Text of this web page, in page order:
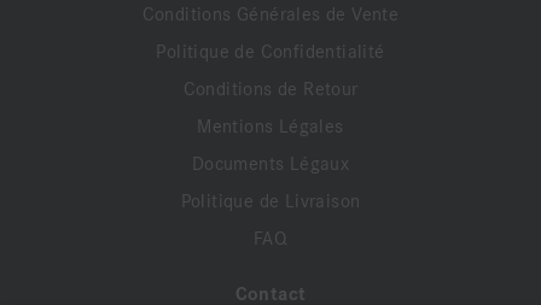
Conditions Générales de Vente
Politique de Confidentialité
Conditions de Retour
Mentions Légales
Documents Légaux
Politique de Livraison
FAQ
Contact